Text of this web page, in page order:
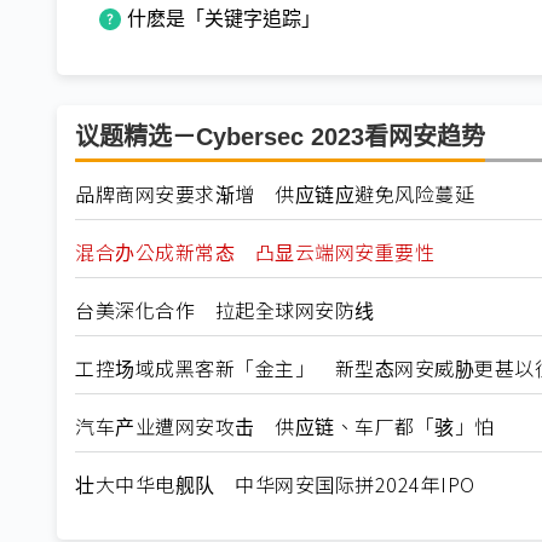
什麽是「关键字追踪」
议题精选－Cybersec 2023看网安趋势
品牌商网安要求渐增 供应链应避免风险蔓延
混合办公成新常态 凸显云端网安重要性
台美深化合作 拉起全球网安防线
工控场域成黑客新「金主」 新型态网安威胁更甚以
汽车产业遭网安攻击 供应链、车厂都「骇」怕
壮大中华电舰队 中华网安国际拼2024年IPO